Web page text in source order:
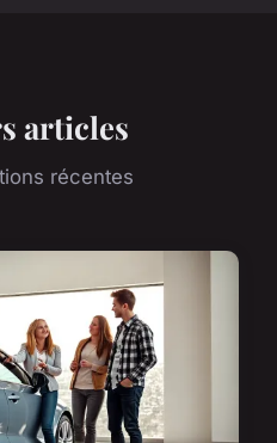
articles
récentes